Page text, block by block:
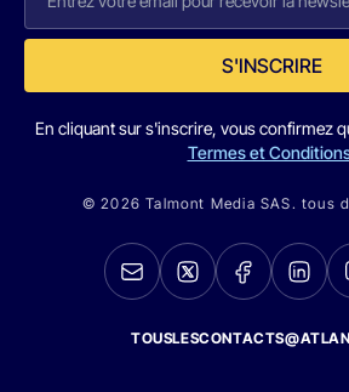
S'INSCRIRE
En cliquant sur s'inscrire, vous confirmez
Termes et
© 2026 Talmont Media SAS. tous